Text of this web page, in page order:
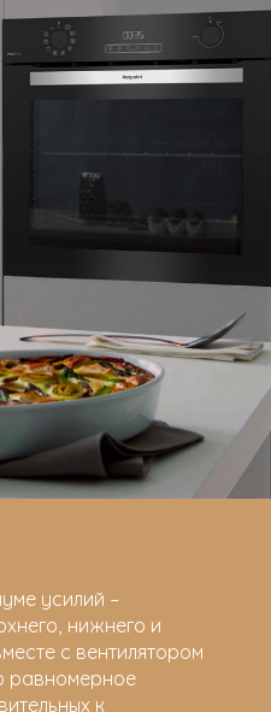
усилий –
нижнего и
с вентилятором
равномерное
к